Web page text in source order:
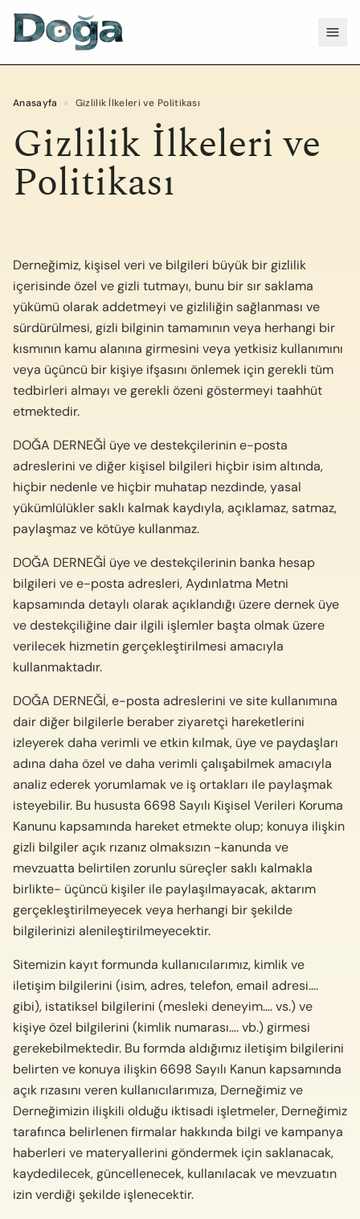
Anasayfa » Gizlilik İlkeleri ve Politikası
Gizlilik İlkeleri ve
Politikası
Derneğimiz, kişisel veri ve bilgileri büyük bir gizlilik
içerisinde özel ve gizli tutmayı, bunu bir sır saklama
yükümü olarak addetmeyi ve gizliliğin sağlanması ve
sürdürülmesi, gizli bilginin tamamının veya herhangi bir
kısmının kamu alanına girmesini veya yetkisiz kullanımını
veya üçüncü bir kişiye ifşasını önlemek için gerekli tüm
tedbirleri almayı ve gerekli özeni göstermeyi taahhüt
etmektedir.
DOĞA DERNEĞİ üye ve destekçilerinin e-posta
adreslerini ve diğer kişisel bilgileri hiçbir isim altında,
hiçbir nedenle ve hiçbir muhatap nezdinde, yasal
yükümlülükler saklı kalmak kaydıyla, açıklamaz, satmaz,
paylaşmaz ve kötüye kullanmaz.
DOĞA DERNEĞİ üye ve destekçilerinin banka hesap
bilgileri ve e-posta adresleri, Aydınlatma Metni
kapsamında detaylı olarak açıklandığı üzere dernek üye
ve destekçiliğine dair ilgili işlemler başta olmak üzere
verilecek hizmetin gerçekleştirilmesi amacıyla
kullanmaktadır.
DOĞA DERNEĞİ, e-posta adreslerini ve site kullanımına
dair diğer bilgilerle beraber ziyaretçi hareketlerini
izleyerek daha verimli ve etkin kılmak, üye ve paydaşları
adına daha özel ve daha verimli çalışabilmek amacıyla
analiz ederek yorumlamak ve iş ortakları ile paylaşmak
isteyebilir. Bu hususta 6698 Sayılı Kişisel Verileri Koruma
Kanunu kapsamında hareket etmekte olup; konuya ilişkin
gizli bilgiler açık rızanız olmaksızın -kanunda ve
mevzuatta belirtilen zorunlu süreçler saklı kalmakla
birlikte- üçüncü kişiler ile paylaşılmayacak, aktarım
gerçekleştirilmeyecek veya herhangi bir şekilde
bilgilerinizi alenileştirilmeyecektir.
Sitemizin kayıt formunda kullanıcılarımız, kimlik ve
iletişim bilgilerini (isim, adres, telefon, email adresi….
gibi), istatiksel bilgilerini (mesleki deneyim…. vs.) ve
kişiye özel bilgilerini (kimlik numarası…. vb.) girmesi
gerekebilmektedir. Bu formda aldığımız iletişim bilgilerini
belirten ve konuya ilişkin 6698 Sayılı Kanun kapsamında
açık rızasını veren kullanıcılarımıza, Derneğimiz ve
Derneğimizin ilişkili olduğu iktisadi işletmeler, Derneğimiz
tarafınca belirlenen firmalar hakkında bilgi ve kampanya
haberleri ve materyallerini göndermek için saklanacak,
kaydedilecek, güncellenecek, kullanılacak ve mevzuatın
izin verdiği şekilde işlenecektir.